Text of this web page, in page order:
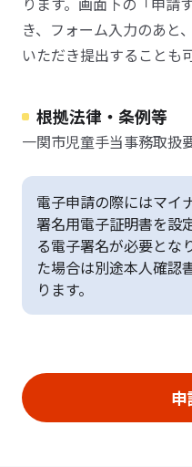
き、フォーム入力のあと
いただき提出することも
根拠法律・条例等
一関市児童手当事務取扱
電子申請の際にはマイ
署名用電子証明書を設
る電子署名が必要とな
た場合は別途本人確認
ります。